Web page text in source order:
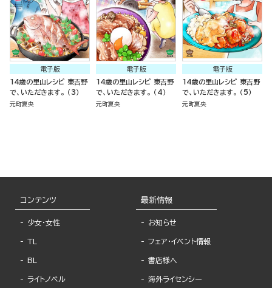
電子版
14歳の里山レシピ 東吉野
で、いただきます。 （3）
元町夏央
電子版
14歳の里山レシピ 東吉野
で、いただきます。 （4）
元町夏央
電子版
14歳の里山レシピ 東吉野
で、いただきます。 （5）
元町夏央
コンテンツ
少女・女性
TL
BL
ライトノベル
最新情報
お知らせ
フェア・イベント情報
書店様へ
海外ライセンシー